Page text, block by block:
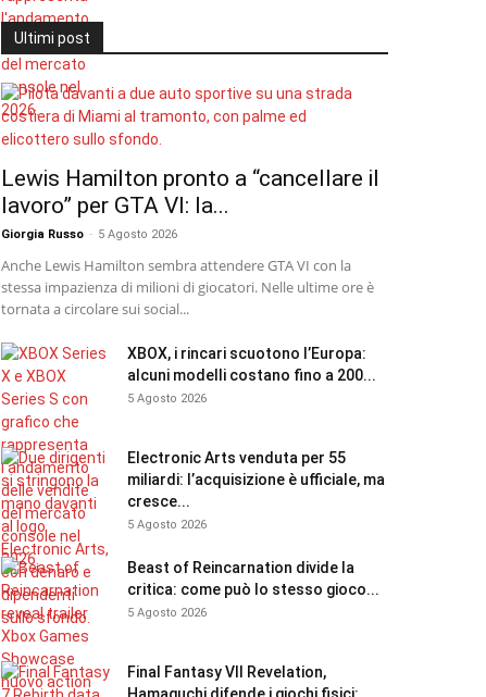
Ultimi post
Lewis Hamilton pronto a “cancellare il
lavoro” per GTA VI: la...
Giorgia Russo - 5 Agosto 2026
Anche Lewis Hamilton sembra attendere GTA VI con la
stessa impazienza di milioni di giocatori. Nelle ultime ore è
tornata a circolare sui social...
XBOX, i rincari scuotono l’Europa:
alcuni modelli costano fino a 200...
5 Agosto 2026
Electronic Arts venduta per 55
miliardi: l’acquisizione è ufficiale, ma
cresce...
5 Agosto 2026
Beast of Reincarnation divide la
critica: come può lo stesso gioco...
5 Agosto 2026
Final Fantasy VII Revelation,